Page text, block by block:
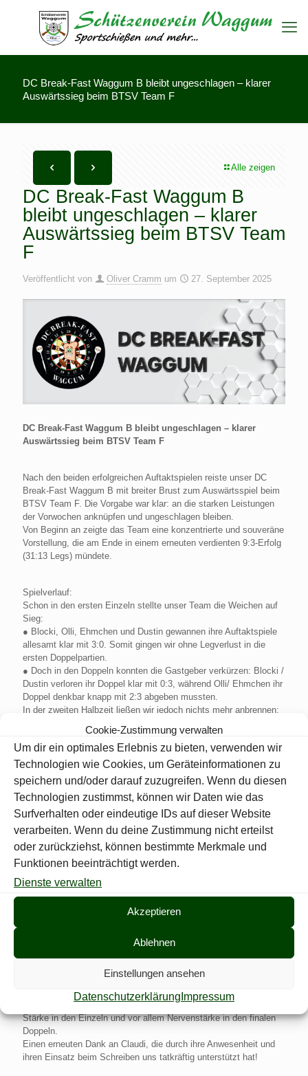
Cookie-Zustimmung verwalten
Um dir ein optimales Erlebnis zu bieten, verwenden wir
Technologien wie Cookies, um Geräteinformationen zu
speichern und/oder darauf zuzugreifen. Wenn du diesen
Technologien zustimmst, können wir Daten wie das
Surfverhalten oder eindeutige IDs auf dieser Website
verarbeiten. Wenn du deine Zustimmung nicht erteilst
oder zurückziehst, können bestimmte Merkmale und
Funktionen beeinträchtigt werden.
Dienste verwalten
Akzeptieren
Ablehnen
Einstellungen ansehen
Datenschutzerklärung Impressum
DC Break-Fast Waggum B bleibt ungeschlagen – klarer
Auswärtssieg beim BTSV Team F
Alle zeigen
DC Break-Fast Waggum B
bleibt ungeschlagen – klarer
Auswärtssieg beim BTSV Team
F
Veröffentlicht von Oliver Cramm um 27. September 2025
DC Break-Fast Waggum B bleibt ungeschlagen – klarer
Auswärtssieg beim BTSV Team F
Nach den beiden erfolgreichen Auftaktspielen reiste unser DC
Break-Fast Waggum B mit breiter Brust zum Auswärtsspiel beim
BTSV Team F. Die Vorgabe war klar: an die starken Leistungen
der Vorwochen anknüpfen und ungeschlagen bleiben.
Von Beginn an zeigte das Team eine konzentrierte und souveräne
Vorstellung, die am Ende in einem erneuten verdienten 9:3-Erfolg
(31:13 Legs) mündete.
Spielverlauf:
Schon in den ersten Einzeln stellte unser Team die Weichen auf
Sieg:
● Blocki, Olli, Ehmchen und Dustin gewannen ihre Auftaktspiele
allesamt klar mit 3:0. Somit gingen wir ohne Legverlust in die
ersten Doppelpartien.
● Doch in den Doppeln konnten die Gastgeber verkürzen: Blocki /
Dustin verloren ihr Doppel klar mit 0:3, während Olli/ Ehmchen ihr
Doppel denkbar knapp mit 2:3 abgeben mussten.
In der zweiten Halbzeit ließen wir jedoch nichts mehr anbrennen:
Ehmchen bezwang seinen Gegner mit 3:1.
● Den einzigen Punktverlust in den Einzeln musste Blocki
hinnehmen, der sein Spiel in einer packenden Partie ebenfalls
knapp mit 2:3 verlor.
Und auch die letzten beiden Doppel entschieden wir für uns: ein
souveränes 3:1 für Blocki / Dustin und ein 3:2 in einem Krimi bei
Olli / Ehmchen – welche uns unseren dritten 9:3 Erfolg in drei
Spieltagen bescherte.
Bestleistungen im Überblick:
Waggum:
● Oliver Cramm: Highscore 180
● Finn Guth: Highscore 180
Highlights feierte unser DC Break-Fast Waggum B den dritten
Sieg im dritten Spiel. Beim klaren 9:3-Auswärtserfolg gegen das
BTSV Team F überzeugten wir vor allem durch Konstanz und
Stärke in den Einzeln und vor allem Nervenstärke in den finalen
Doppeln.
Einen erneuten Dank an Claudi, die durch ihre Anwesenheit und
ihren Einsatz beim Schreiben uns tatkräftig unterstützt hat!